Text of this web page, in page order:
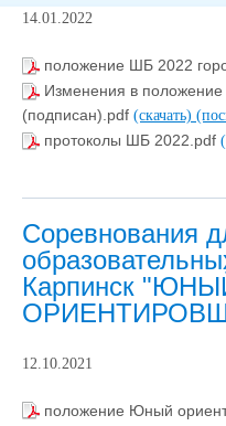
14.01.2022
положение ШБ 2022
Изменения в положение
(подписан).pdf (скачать)
протоколы ШБ 2022.pdf
Соревнования
Карпинск
12.10.2021
положение Юный